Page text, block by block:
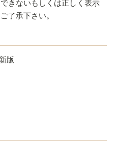
きないもしくは正しく表示
了承下さい。
版